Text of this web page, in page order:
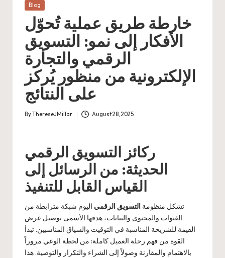
Posted
Blog
خارطة طريق عملية تُحوّل
الأفكار إلى نمو: التسويق
الرقمي والتجارة
الإلكترونية من منظور يُركز
على النتائج
Posted
ByThereseJMillar August 28, 2025
ركائز التسويق الرقمي
الحديثة: من الرسائل إلى
القياس القابل للتنفيذ
تشكل منظومة التسويق الرقمي اليوم شبكة مترابطة من
القنوات والمحتوى والبيانات، هدفها الأسمى توصيل عرض
القيمة للشريحة المناسبة في التوقيت والسياق المناسبين. تبدأ
القوة من فهم رحلة العميل كاملة: من لحظة الوعي مروراً
بالاهتمام والمقارنة وصولاً إلى الشراء والتكرار والتوصية. هذا